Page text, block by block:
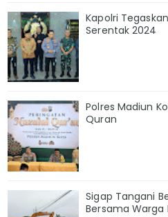
Kapolri
Serentak 2024
Polres Madiun
Quran
Sigap Tangani
Bersama